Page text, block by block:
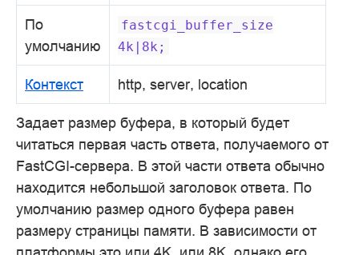
По
умолчанию
fastcgi_buffer_size
4k|8k;
Контекст http, server, location
Задает размер буфера, в который будет
читаться первая часть ответа, получаемого от
FastCGI-сервера. В этой части ответа обычно
находится небольшой заголовок ответа. По
умолчанию размер одного буфера равен
размеру страницы памяти. В зависимости от